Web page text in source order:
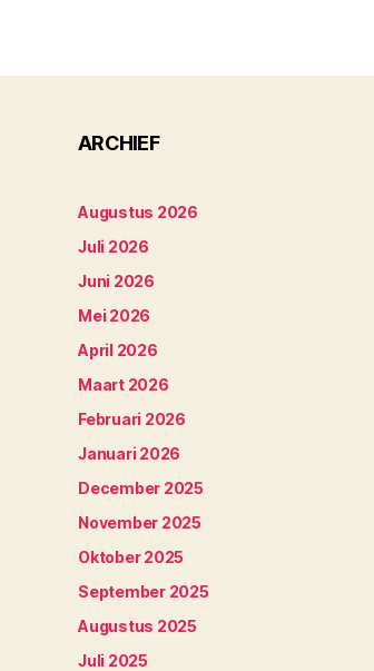
ARCHIEF
Augustus 2026
Juli 2026
Juni 2026
Mei 2026
April 2026
Maart 2026
Februari 2026
Januari 2026
December 2025
November 2025
Oktober 2025
September 2025
Augustus 2025
Juli 2025